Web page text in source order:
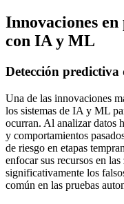
Innovaciones
con IA y ML
Detección predictiva
Una de las innovaciones
los sistemas de IA y ML
ocurran. Al analizar datos
y comportamientos
de riesgo en etapas
enfocar sus recursos en
significativamente los
común en las pruebas